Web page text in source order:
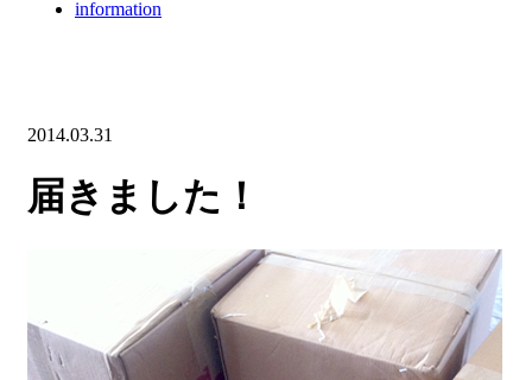
information
2014.03.31
届きました！